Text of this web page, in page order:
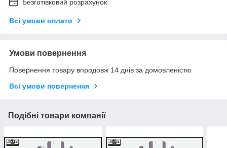
Безготівковий розрахунок
Всі умови оплати
Умови повернення
Повернення товару впродовж 14 днів за домовленістю
Всі умови повернення
Подібні товари компанії